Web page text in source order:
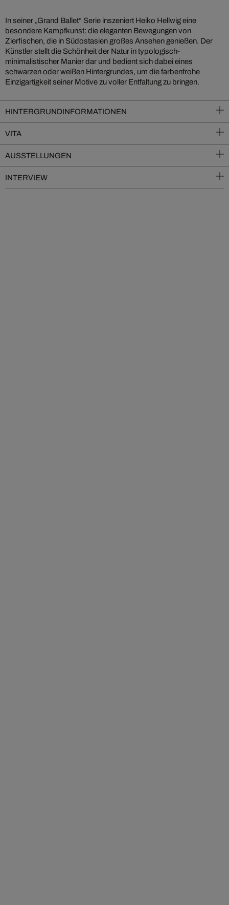
In seiner „Grand Ballet“ Serie inszeniert Heiko Hellwig eine
besondere Kampfkunst: die eleganten Bewegungen von
Zierfischen, die in Südostasien großes Ansehen genießen. Der
Künstler stellt die Schönheit der Natur in typologisch-
minimalistischer Manier dar und bedient sich dabei eines
schwarzen oder weißen Hintergrundes, um die farbenfrohe
Einzigartigkeit seiner Motive zu voller Entfaltung zu bringen.
HINTERGRUNDINFORMATIONEN
VITA
AUSSTELLUNGEN
INTERVIEW